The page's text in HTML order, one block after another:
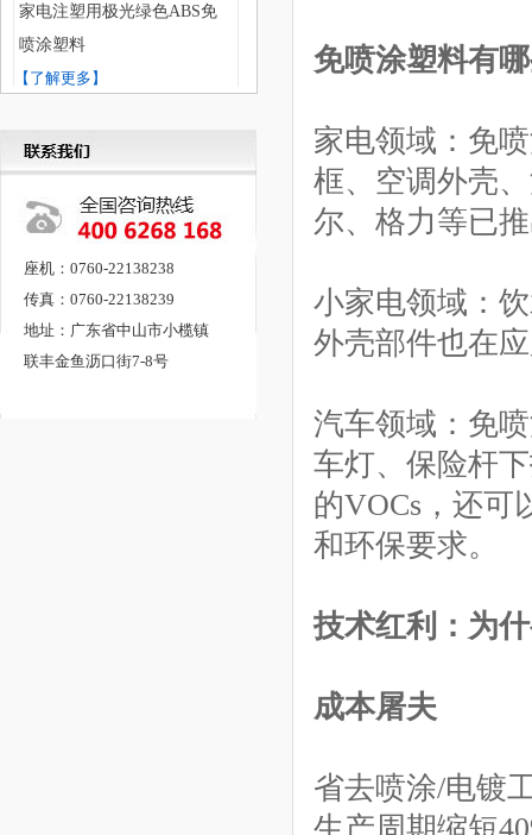
家电注塑用极光绿色ABS免
喷涂塑料
【了解更多】
弱金属效果酒庄红色ABS免
喷涂塑料
座机：0760-22138238
传真：0760-22138239
地址：广东省中山市小榄镇
联丰金鱼沥口街7-8号
免喷涂塑料有
家电领域：免
框、空调外壳
尔、格力等已
小家电领域：
外壳部件也在
汽车领域：免
车灯、保险杆
的VOCs，还可
和环保要求。
技术红利：为
成本屠夫
省去喷涂/电镀
生产周期缩短